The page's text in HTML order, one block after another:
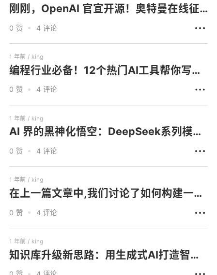
刚刚，OpenAI 官宣开源！奥特曼在线征集方案，OpenAI真的要“Open”了
0 赞 4 评论
1 年前 / king
编程行业必备！12个热门AI工具帮你写代码~
0 赞 4 评论
1 年前 / king
AI 界的黑神化悟空：DeepSeek系列模型震撼登场
0 赞 4 评论
1 年前 / king
在上一篇文章中,我们讨论了如何构建一个销售助手Agent。今天,我想分享另一个实际项目:如何构建一个
0 赞 4 评论
1 年前 / king
知识库升级新思路：用生成式AI打造智能知识助手